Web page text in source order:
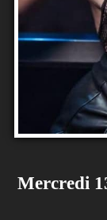
Mercredi